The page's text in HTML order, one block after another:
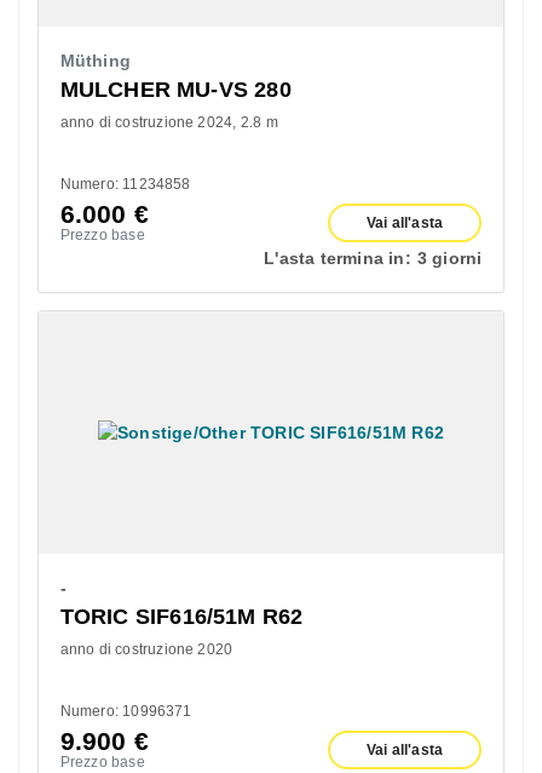
Müthing
MULCHER MU-VS 280
anno di costruzione 2024 2.8 m
Numero: 11234858
6.000 €
Prezzo base
Vai all'asta
L'asta termina in: 3 giorni
-
TORIC SIF616/51M R62
anno di costruzione 2020
Numero: 10996371
9.900 €
Prezzo base
Vai all'asta